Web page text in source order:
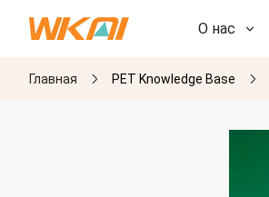
О нас
НИОКР
Главная PET Knowledge Base